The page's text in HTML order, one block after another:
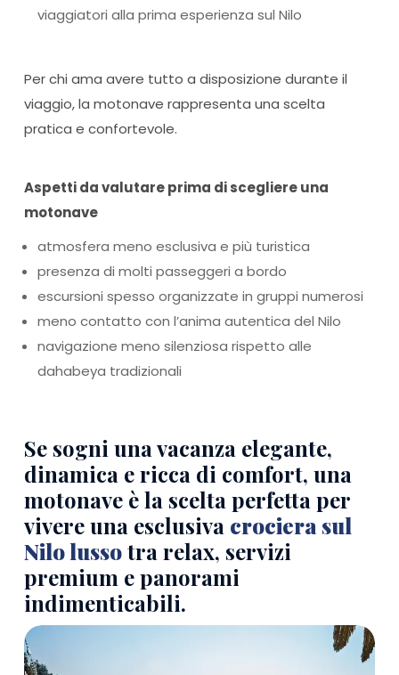
viaggiatori alla prima esperienza sul Nilo
Per chi ama avere tutto a disposizione durante il
viaggio, la motonave rappresenta una scelta
pratica e confortevole.
Aspetti da valutare prima di scegliere una
motonave
atmosfera meno esclusiva e più turistica
presenza di molti passeggeri a bordo
escursioni spesso organizzate in gruppi numerosi
meno contatto con l’anima autentica del Nilo
navigazione meno silenziosa rispetto alle
dahabeya tradizionali
Se sogni una vacanza elegante,
dinamica e ricca di comfort, una
motonave è la scelta perfetta per
vivere una esclusiva crociera sul
Nilo lussotra relax, servizi
premium e panorami
indimenticabili.